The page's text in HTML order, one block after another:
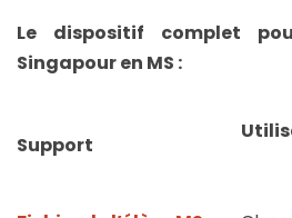
Le dispositif complet
Singapour en MS :
Support